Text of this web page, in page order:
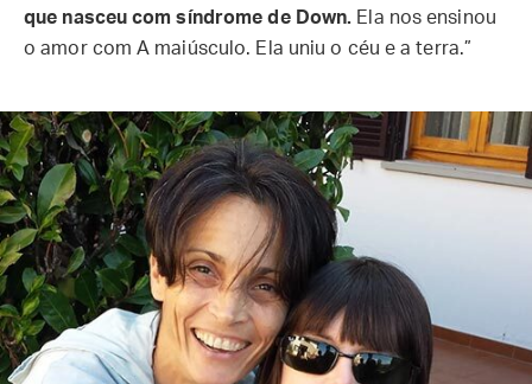
que nasceu com síndrome de Down. Ela nos ensinou
o amor com A maiúsculo. Ela uniu o céu e a terra.”